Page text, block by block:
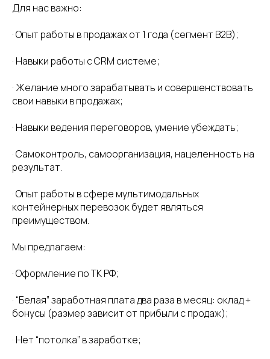
Для нас важно:
· Опыт работы в продажах от 1 года (сегмент В2В);
· Навыки работы с CRM системе;
· Желание много зарабатывать и совершенствовать
свои навыки в продажах;
· Навыки ведения переговоров, умение убеждать;
· Самоконтроль, самоорганизация, нацеленность на
результат.
· Опыт работы в сфере мультимодальных
контейнерных перевозок будет являться
преимуществом.
Мы предлагаем:
· Оформление по ТК РФ;
· “Белая” заработная плата два раза в месяц: оклад +
бонусы (размер зависит от прибыли с продаж);
· Нет “потолка” в заработке;